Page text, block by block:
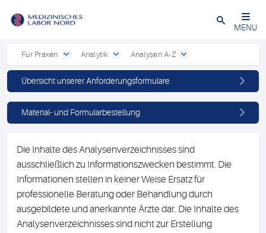
Schließen
MENU
Für Praxen Analytik Analysen A-Z
Übersicht unserer Anforderungsformulare
Material- und Formularbestellung
Die Inhalte des Analysenverzeichnisses sind
ausschließlich zu Informationszwecken bestimmt. Die
Informationen stellen in keiner Weise Ersatz für
professionelle Beratung oder Behandlung durch
ausgebildete und anerkannte Ärzte dar. Die Inhalte des
Analysenverzeichnisses sind nicht zur Erstellung